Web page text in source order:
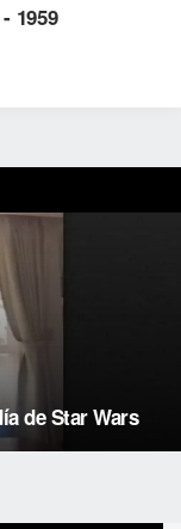
1959
de Star Wars